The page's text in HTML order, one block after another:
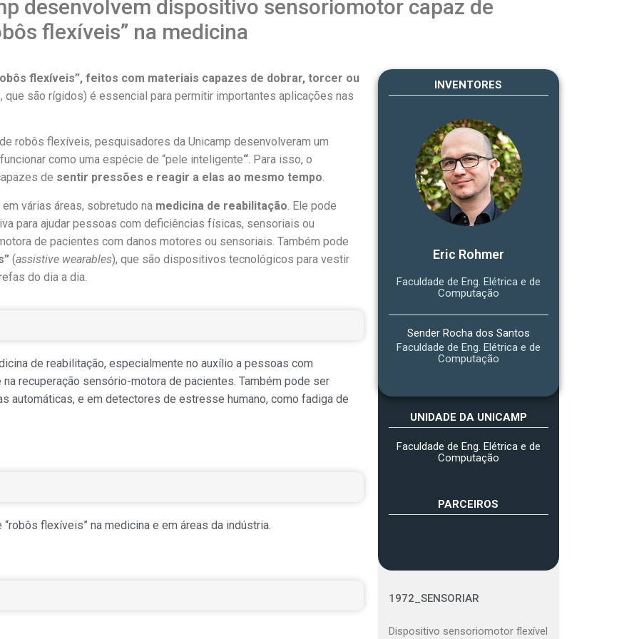
desenvolvem dispositivo sensoriomotor capaz de
flexíveis” na medicina
flexíveis”, feitos com materiais capazes de dobrar, torcer ou
que são rígidos) é essencial para permitir importantes aplicações nas
robôs flexíveis, pesquisadores da Unicamp desenvolveram um
como uma espécie de “pele inteligente“. Para isso, o
de sentir pressões e reagir a elas ao mesmo tempo.
várias áreas, sobretudo na medicina de reabilitação . Ele pode
para ajudar pessoas com deficiências físicas, sensoriais ou
de pacientes com danos motores ou sensoriais. Também pode
(assistive wearables), que são dispositivos tecnológicos para vestir
do dia a dia.
de reabilitação, especialmente no auxílio a pessoas com
recuperação sensório-motora de pacientes. Também pode ser
automáticas, e em detectores de estresse humano, como fadiga de
flexíveis” na medicina e em áreas da indústria.
INVENTORES
Eric Rohmer
Faculdade de Eng. Elétrica e de
Computação
Sender Rocha dos Santos
Faculdade de Eng. Elétrica e de
Computação
UNIDADE DA UNICAMP
Faculdade de Eng. Elétrica e de
Computação
PARCEIROS
1972_SENSORIAR
Dispositivo sensoriomotor flexível